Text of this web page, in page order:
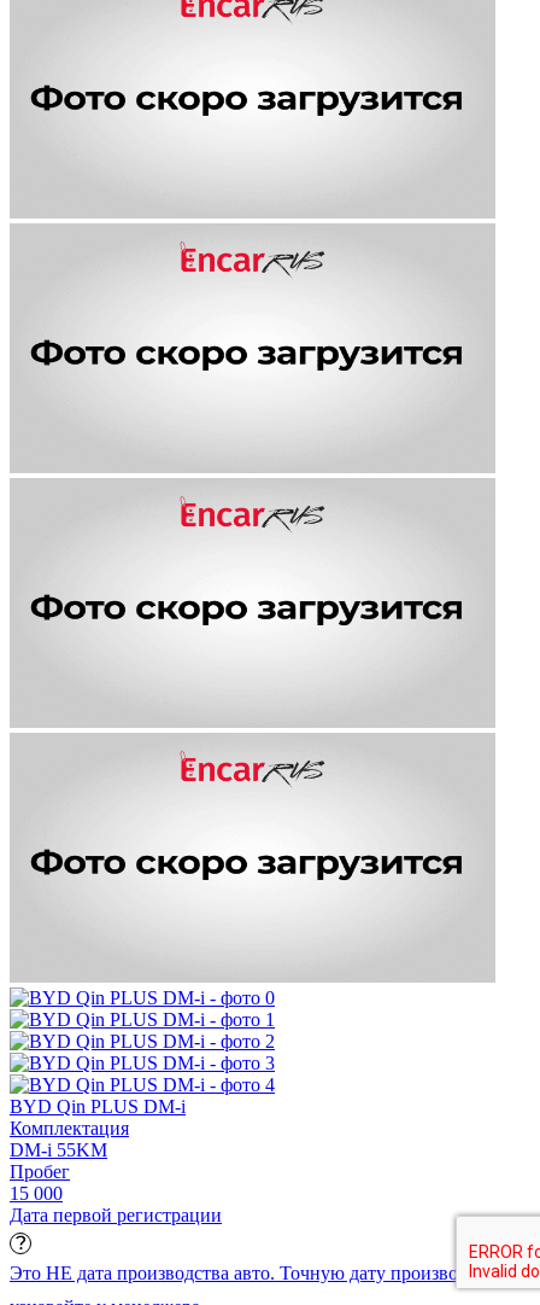
BYD Qin PLUS DM-i
Комплектация
DM-i 55KM
Пробег
15 000
Дата первой регистрации
Это НЕ дата производства авто. Точную дату производства